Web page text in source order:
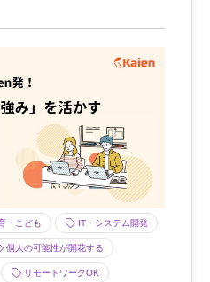
・こども IT・システム開発
個人の可能性が開花する
リモートワークOK